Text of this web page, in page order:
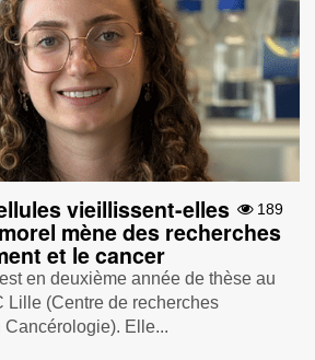
189
vieillissent-elles
mène des recherches
et le cancer
en deuxième année de thèse au
Lille (Centre de recherches
Elle...